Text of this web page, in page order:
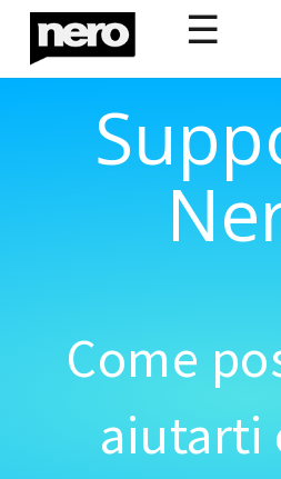
☰
Come
aiutarti